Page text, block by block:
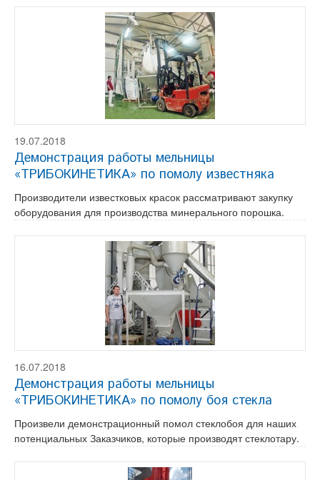
19.07.2018
Демонстрация работы мельницы
«ТРИБОКИНЕТИКА» по помолу известняка
Производители известковых красок рассматривают закупку
оборудования для производства минерального порошка.
16.07.2018
Демонстрация работы мельницы
«ТРИБОКИНЕТИКА» по помолу боя стекла
Произвели демонстрационный помол стеклобоя для наших
потенциальных Заказчиков, которые производят стеклотару.